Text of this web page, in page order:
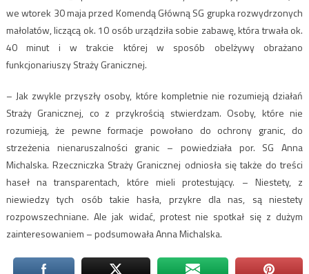
we wtorek 30 maja przed Komendą Główną SG grupka rozwydrzonych
małolatów, liczącą ok. 10 osób urządziła sobie zabawę, która trwała ok.
40 minut i w trakcie której w sposób obelżywy obrażano
funkcjonariuszy Straży Granicznej.
– Jak zwykle przyszły osoby, które kompletnie nie rozumieją działań
Straży Granicznej, co z przykrością stwierdzam. Osoby, które nie
rozumieją, że pewne formacje powołano do ochrony granic, do
strzeżenia nienaruszalności granic – powiedziała por. SG Anna
Michalska. Rzeczniczka Straży Granicznej odniosła się także do treści
haseł na transparentach, które mieli protestujący. – Niestety, z
niewiedzy tych osób takie hasła, przykre dla nas, są niestety
rozpowszechniane. Ale jak widać, protest nie spotkał się z dużym
zainteresowaniem – podsumowała Anna Michalska.